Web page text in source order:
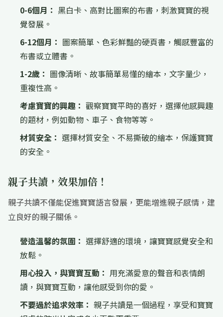
0-6個月： 黑白卡、高對比圖案的布書，刺激寶寶的視
覺發展。
6-12個月： 圖案簡單、色彩鮮豔的硬頁書，觸感豐富的
布書或立體書。
1-2歲： 圖像清晰、故事簡單易懂的繪本，文字量少，
重複性高。
考慮寶寶的興趣： 觀察寶寶平時的喜好，選擇他感興趣
的題材，例如動物、車子、食物等等。
材質安全： 選擇材質安全、不易撕破的繪本，保護寶寶
的安全。
親子共讀，效果加倍！
親子共讀不僅能促進寶寶語言發展，更能增進親子感情，建
立良好的親子關係。
營造溫馨的氛圍： 選擇舒適的環境，讓寶寶感覺安全和
放鬆。
用心投入，與寶寶互動： 用充滿愛意的聲音和表情朗
讀，與寶寶互動，讓他感受到你的愛。
不要過於追求效率： 親子共讀是一個過程，享受和寶寶